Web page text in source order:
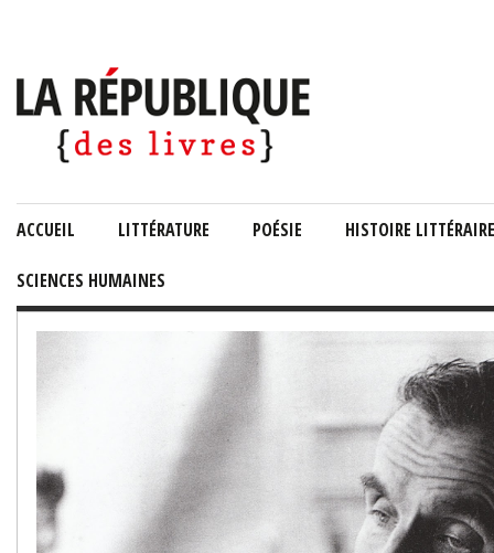
ACCUEIL LITTÉRATURE POÉSIE HISTOIRE LITTÉRAIRE
SCIENCES HUMAINES